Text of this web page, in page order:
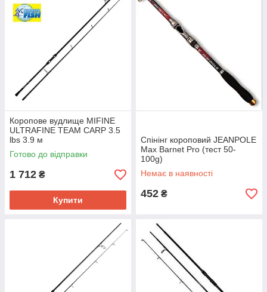
Коропове вудлище MIFINE
ULTRAFINE TEAM CARP 3.5
lbs 3.9 м
Готово до відправки
1 712 ₴
Купити
Спінінг короповий JEANPOLE
Max Barnet Pro (тест 50-
100g)
Немає в наявності
452 ₴